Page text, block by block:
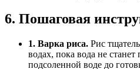
6. Пошаговая
1. Варка риса. Рис
водах, пока вода не
подсоленной воде до